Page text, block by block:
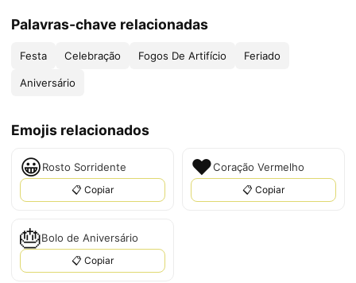
Palavras-chave relacionadas
Festa Celebração Fogos De Artifício Feriado
Aniversário
Emojis relacionados
😀Rosto Sorridente
📋 Copiar
❤Coração Vermelho
📋 Copiar
🎂Bolo de Aniversário
📋 Copiar